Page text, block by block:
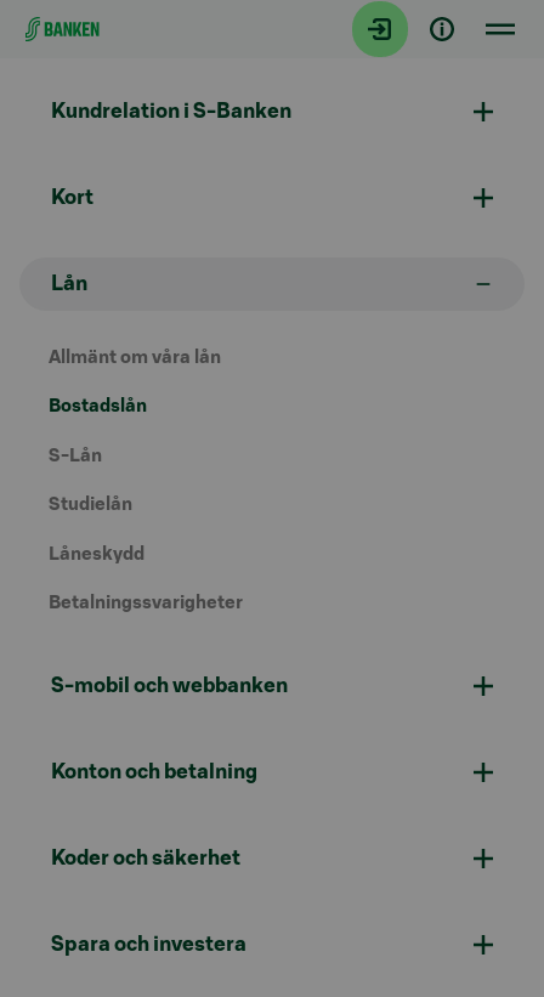
Gå direkt till innehållet
Kundrelation i S-Banken
Kort
Lån
Allmänt om våra lån
Bostadslån
S-Lån
Studielån
Låneskydd
Betalningssvarigheter
S-mobil och webbanken
Konton och betalning
Koder och säkerhet
Spara och investera